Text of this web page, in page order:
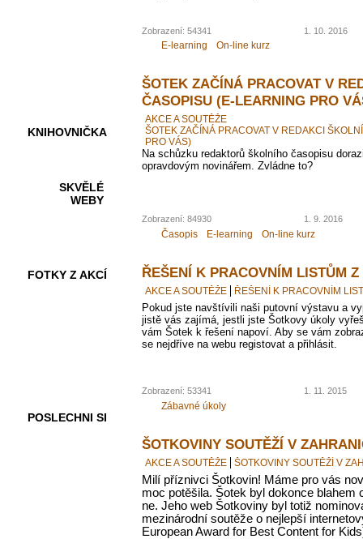
KNIHOVNIČKA
SKVĚLÉ
WEBY
FOTKY Z AKCÍ
POSLECHNI SI
Zobrazení: 54341 1. 10. 2016
E-learning On-line kurz
ŠOTEK ZAČÍNÁ PRACOVAT V
ČASOPISU (E-LEARNING PRO
AKCE A SOUTĚŽE
ŠOTEK ZAČÍNÁ PRACOVAT V REDAKCI
PRO VÁS)
Na schůzku redaktorů školního časopisu
opravdovým novinářem. Zvládne to?
Zobrazení: 84930 1. 9. 2016
Časopis E-learning On-line kurz
ŘEŠENÍ K PRACOVNÍM LISTŮM Z
AKCE A SOUTĚŽE ŘEŠENÍ K PRACOVNÍM
Pokud jste navštívili naši putovní výstavu a
jistě vás zajímá, jestli jste Šotkovy úkoly
vám Šotek k řešení napoví. Aby se vám
se nejdříve na webu registovat a přihlásit.
Zobrazení: 53341 1. 11. 2015
Zábavné úkoly
ŠOTKOVINY SOUTĚŽÍ V
AKCE A SOUTĚŽE ŠOTKOVINY SOUTĚŽÍ V
Milí příznivci Šotkovin! Máme pro vás
moc potěšila. Šotek byl dokonce blahem
ne. Jeho web Šotkoviny byl totiž
mezinárodní soutěže o nejlepší
European Award for Best Content for